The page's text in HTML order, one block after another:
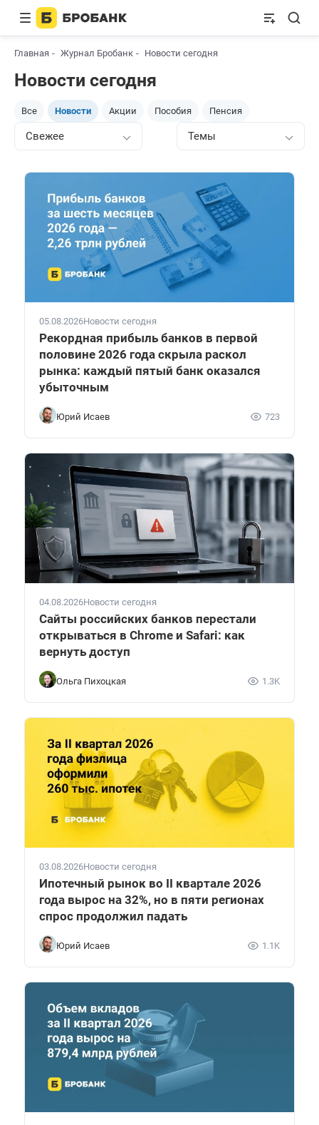
Главная Журнал Бробанк Новости сегодня
Новости сегодня
Все Новости Акции Пособия Пенсия
Свежее Темы
05.08.2026Новости сегодня
Рекордная прибыль банков в первой
половине 2026 года скрыла раскол
рынка: каждый пятый банк оказался
убыточным
Юрий Исаев 723
04.08.2026Новости сегодня
Сайты российских банков перестали
открываться в Chrome и Safari: как
вернуть доступ
Ольга Пихоцкая 1.3K
03.08.2026Новости сегодня
Ипотечный рынок во II квартале 2026
года вырос на 32%, но в пяти регионах
спрос продолжил падать
Юрий Исаев 1.1K